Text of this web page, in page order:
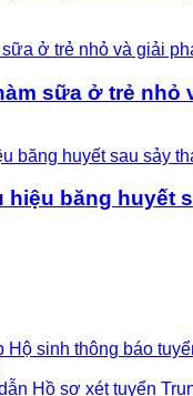
sữa ở trẻ nhỏ
hiệu băng huyết
Hộ sinh thông báo
Hồ sơ xét tuyển